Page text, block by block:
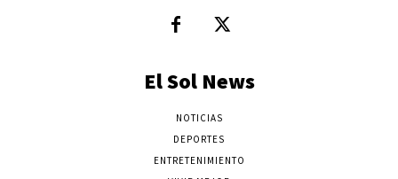
El Sol News
NOTICIAS
DEPORTES
ENTRETENIMIENTO